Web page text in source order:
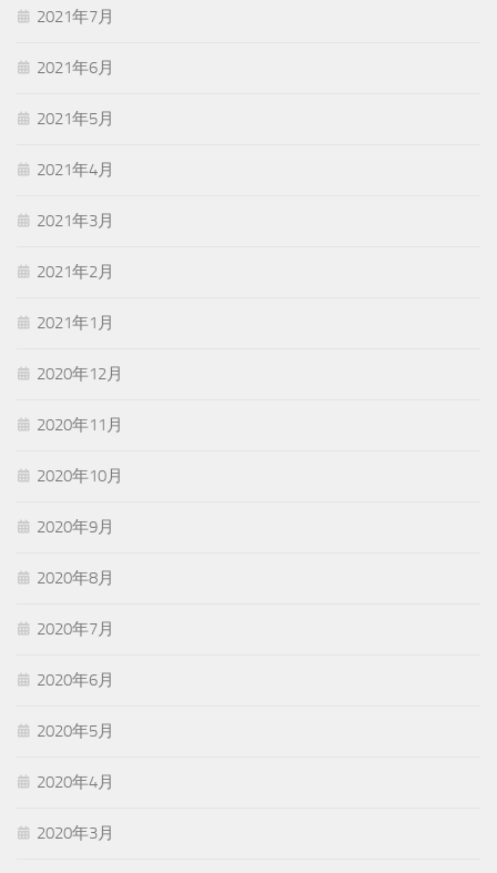
2021年7月
2021年6月
2021年5月
2021年4月
2021年3月
2021年2月
2021年1月
2020年12月
2020年11月
2020年10月
2020年9月
2020年8月
2020年7月
2020年6月
2020年5月
2020年4月
2020年3月